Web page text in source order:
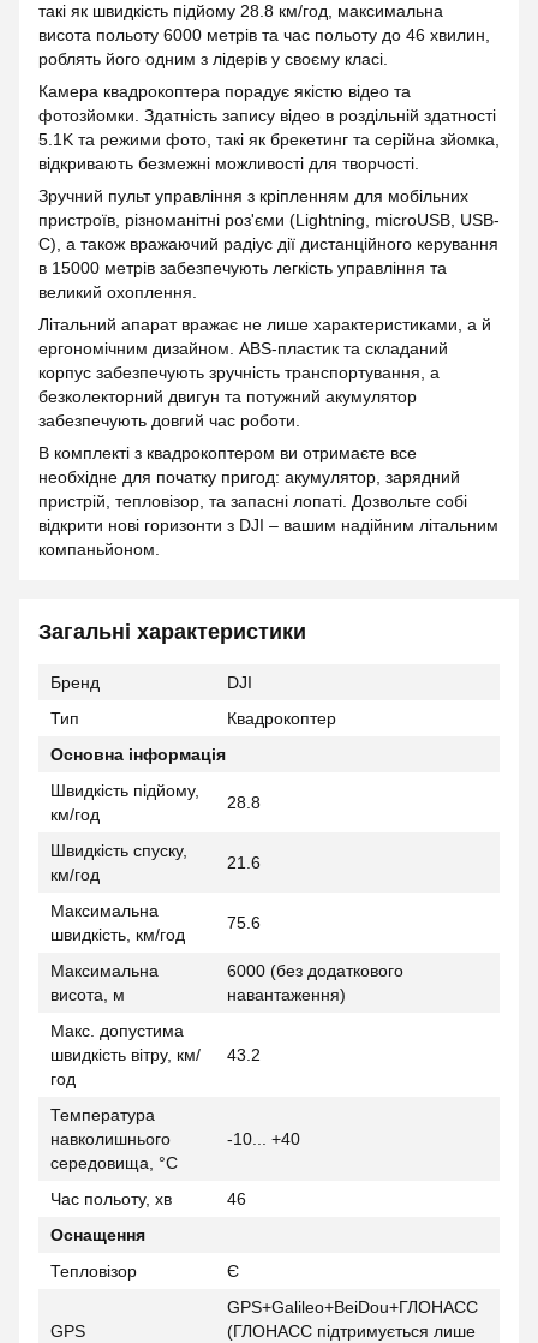
такі як швидкість підйому 28.8 км/год, максимальна
висота польоту 6000 метрів та час польоту до 46 хвилин,
роблять його одним з лідерів у своєму класі.
Камера квадрокоптера порадує якістю відео та
фотозйомки. Здатність запису відео в роздільній здатності
5.1K та режими фото, такі як брекетинг та серійна зйомка,
відкривають безмежні можливості для творчості.
Зручний пульт управління з кріпленням для мобільних
пристроїв, різноманітні роз'єми (Lightning, microUSB, USB-
C), а також вражаючий радіус дії дистанційного керування
в 15000 метрів забезпечують легкість управління та
великий охоплення.
Літальний апарат вражає не лише характеристиками, а й
ергономічним дизайном. ABS-пластик та складаний
корпус забезпечують зручність транспортування, а
безколекторний двигун та потужний акумулятор
забезпечують довгий час роботи.
В комплекті з квадрокоптером ви отримаєте все
необхідне для початку пригод: акумулятор, зарядний
пристрій, тепловізор, та запасні лопаті. Дозвольте собі
відкрити нові горизонти з DJI – вашим надійним літальним
компаньйоном.
Загальні характеристики
Бренд
DJI
Тип
Квадрокоптер
Основна інформація
Швидкість підйому,
км/год
28.8
Швидкість спуску,
км/год
21.6
Максимальна
швидкість, км/год
75.6
Максимальна
висота, м
6000 (без додаткового
навантаження)
Макс. допустима
швидкість вітру, км/
год
43.2
Температура
навколишнього
середовища, °C
-10... +40
Час польоту, хв
46
Оснащення
Тепловізор
Є
GPS
GPS+Galileo+BeiDou+ГЛОНАСС
(ГЛОНАСС підтримується лише